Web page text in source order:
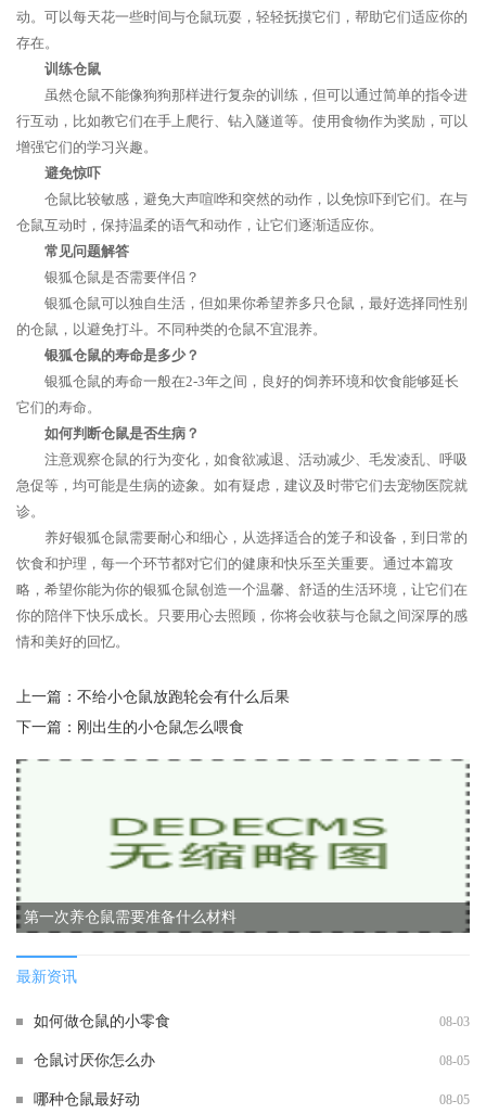
动。可以每天花一些时间与仓鼠玩耍，轻轻抚摸它们，帮助它们适应你的
存在。
训练仓鼠
虽然仓鼠不能像狗狗那样进行复杂的训练，但可以通过简单的指令进
行互动，比如教它们在手上爬行、钻入隧道等。使用食物作为奖励，可以
增强它们的学习兴趣。
避免惊吓
仓鼠比较敏感，避免大声喧哗和突然的动作，以免惊吓到它们。在与
仓鼠互动时，保持温柔的语气和动作，让它们逐渐适应你。
常见问题解答
银狐仓鼠是否需要伴侣？
银狐仓鼠可以独自生活，但如果你希望养多只仓鼠，最好选择同性别
的仓鼠，以避免打斗。不同种类的仓鼠不宜混养。
银狐仓鼠的寿命是多少？
银狐仓鼠的寿命一般在2-3年之间，良好的饲养环境和饮食能够延长
它们的寿命。
如何判断仓鼠是否生病？
注意观察仓鼠的行为变化，如食欲减退、活动减少、毛发凌乱、呼吸
急促等，均可能是生病的迹象。如有疑虑，建议及时带它们去宠物医院就
诊。
养好银狐仓鼠需要耐心和细心，从选择适合的笼子和设备，到日常的
饮食和护理，每一个环节都对它们的健康和快乐至关重要。通过本篇攻
略，希望你能为你的银狐仓鼠创造一个温馨、舒适的生活环境，让它们在
你的陪伴下快乐成长。只要用心去照顾，你将会收获与仓鼠之间深厚的感
情和美好的回忆。
上一篇： 不给小仓鼠放跑轮会有什么后果
下一篇： 刚出生的小仓鼠怎么喂食
第一次养仓鼠需要准备什么材料
最新资讯
如何做仓鼠的小零食 08-03
仓鼠讨厌你怎么办 08-05
哪种仓鼠最好动 08-05